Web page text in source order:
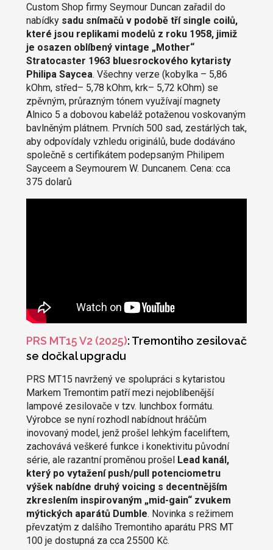
Custom Shop firmy Seymour Duncan zařadil do
nabídky sadu snímačů v podobě tří single coilů,
které jsou replikami modelů z roku 1958, jimiž
je osazen oblíbený vintage „Mother“
Stratocaster 1963 bluesrockového kytaristy
Philipa Saycea. Všechny verze (kobylka – 5,86
kOhm, střed– 5,78 kOhm, krk– 5,72 kOhm) se
zpěvným, průrazným tónem využívají magnety
Alnico 5 a dobovou kabeláž potaženou voskovaným
bavlněným plátnem. Prvních 500 sad, zestárlých tak,
aby odpovídaly vzhledu originálů, bude dodáváno
společně s certifikátem podepsaným Philipem
Sayceem a Seymourem W. Duncanem. Cena: cca
375 dolarů
PRS MT15 V2 (2025): Tremontiho zesilovač
se dočkal upgradu
PRS MT15 navržený ve spolupráci s kytaristou
Markem Tremontim patří mezi nejoblíbenější
lampové zesilovače v tzv. lunchbox formátu.
Výrobce se nyní rozhodl nabídnout hráčům
inovovaný model, jenž prošel lehkým faceliftem,
zachovává veškeré funkce i konektivitu původní
série, ale razantní proměnou prošel Lead kanál,
který po vytažení push/pull potenciometru
výšek nabídne druhý voicing s decentnějším
zkreslením inspirovaným „mid-gain“ zvukem
mýtických aparátů Dumble. Novinka s režimem
převzatým z dalšího Tremontiho aparátu PRS MT
100 je dostupná za cca 25500 Kč.